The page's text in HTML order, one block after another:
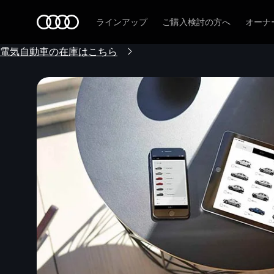
ラインアップ ご購入検討の方へ オーナ
電気自動車の在庫はこちら